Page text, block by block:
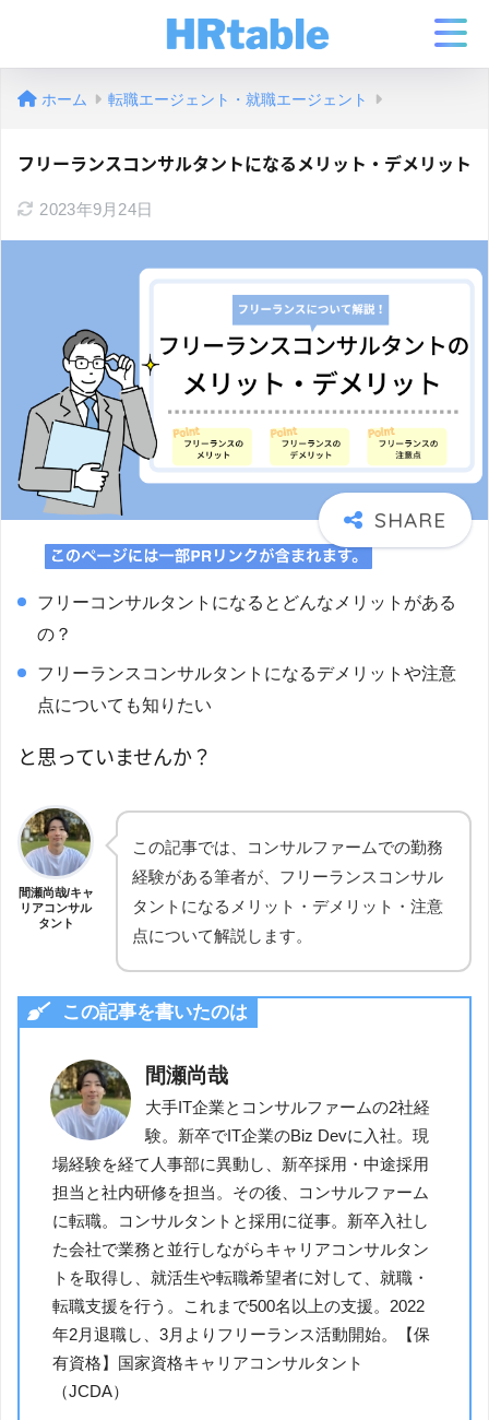
ホーム 転職エージェント・就職エージェント
フリーランスコンサルタントになるメリット・デメリット
2023年9月24日
フリーコンサルタントになるとどんなメリットがある
の？
フリーランスコンサルタントになるデメリットや注意
点についても知りたい
と思っていませんか？
間瀬尚哉/キャ
リアコンサル
タント
この記事では、コンサルファームでの勤務
経験がある筆者が、フリーランスコンサル
タントになるメリット・デメリット・注意
点について解説します。
この記事を書いたのは
間瀬尚哉
大手IT企業とコンサルファームの2社経
験。新卒でIT企業のBiz Devに入社。現
場経験を経て人事部に異動し、新卒採用・中途採用
担当と社内研修を担当。その後、コンサルファーム
に転職。コンサルタントと採用に従事。新卒入社し
た会社で業務と並行しながらキャリアコンサルタン
トを取得し、就活生や転職希望者に対して、就職・
転職支援を行う。これまで500名以上の支援。2022
年2月退職し、3月よりフリーランス活動開始。【保
有資格】国家資格キャリアコンサルタント
（JCDA）